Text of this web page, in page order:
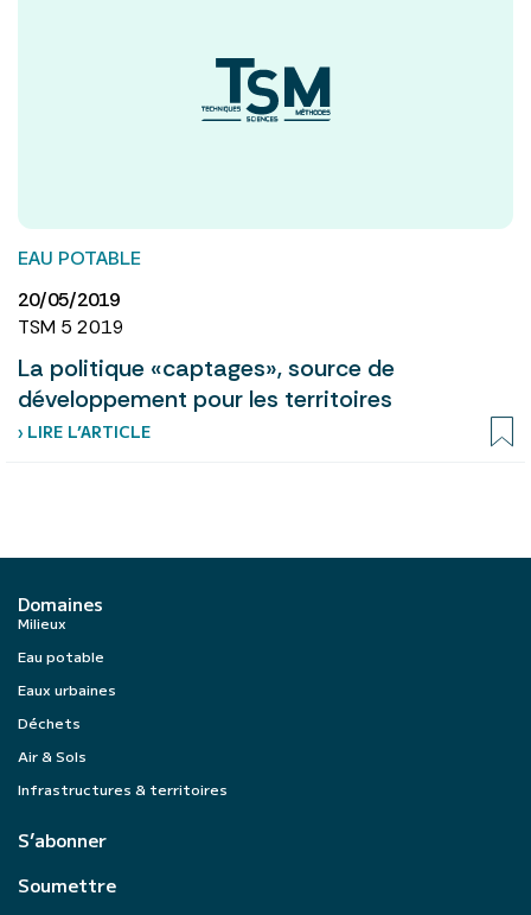
EAU POTABLE
20/05/2019
TSM 5 2019
La politique «captages», source de
développement pour les territoires
› LIRE L’ARTICLE
Domaines
Milieux
Eau potable
Eaux urbaines
Déchets
Air & Sols
Infrastructures & territoires
S’abonner
Soumettre